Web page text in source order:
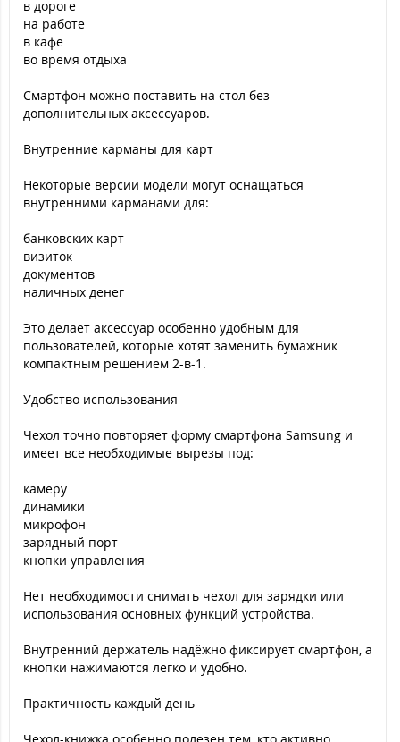
в дороге
на работе
в кафе
во время отдыха
Смартфон можно поставить на стол без
дополнительных аксессуаров.
Внутренние карманы для карт
Некоторые версии модели могут оснащаться
внутренними карманами для:
банковских карт
визиток
документов
наличных денег
Это делает аксессуар особенно удобным для
пользователей, которые хотят заменить бумажник
компактным решением 2-в-1.
Удобство использования
Чехол точно повторяет форму смартфона Samsung и
имеет все необходимые вырезы под:
камеру
динамики
микрофон
зарядный порт
кнопки управления
Нет необходимости снимать чехол для зарядки или
использования основных функций устройства.
Внутренний держатель надёжно фиксирует смартфон, а
кнопки нажимаются легко и удобно.
Практичность каждый день